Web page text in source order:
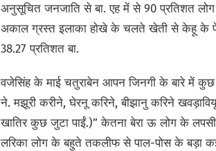
अनुसूचित जनजाति से बा. एह में से 90 प्रतिशत
अकाल ग्रस्त इलाका होखे के चलते खेती से केहू के पेट
38.27 प्रतिशत बा.
वजेसिंह के माई चतुराबेन आपन जिनगी के बारे में कुछ
ने. मझूरी करीने, घेरनू करिने, बीझानु करिने
खातिर कुछ जुटा पाईं.)” केतना बेरा ऊ लोग के
लरिका लोग के बहुते तकलीफ से पाल-पोस के बड़ा